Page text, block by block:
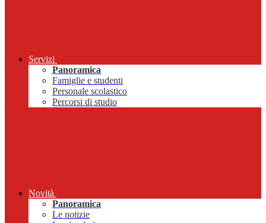
Servizi
Panoramica
Famiglie e studenti
Personale scolastico
Percorsi di studio
Novità
Panoramica
Le notizie